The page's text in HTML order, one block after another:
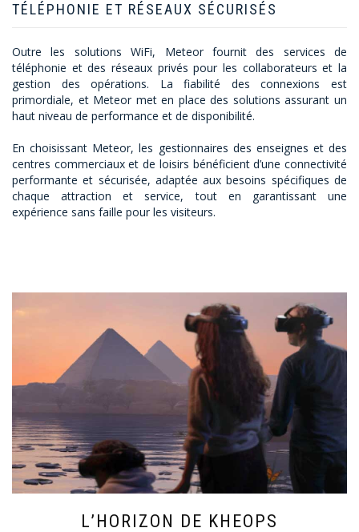
TÉLÉPHONIE ET RÉSEAUX SÉCURISÉS
Outre les solutions WiFi, Meteor fournit des services de
téléphonie et des réseaux privés pour les collaborateurs et la
gestion des opérations. La fiabilité des connexions est
primordiale, et Meteor met en place des solutions assurant un
haut niveau de performance et de disponibilité.
En choisissant Meteor, les gestionnaires des enseignes et des
centres commerciaux et de loisirs bénéficient d’une connectivité
performante et sécurisée, adaptée aux besoins spécifiques de
chaque attraction et service, tout en garantissant une
expérience sans faille pour les visiteurs.
L’HORIZON DE KHEOPS